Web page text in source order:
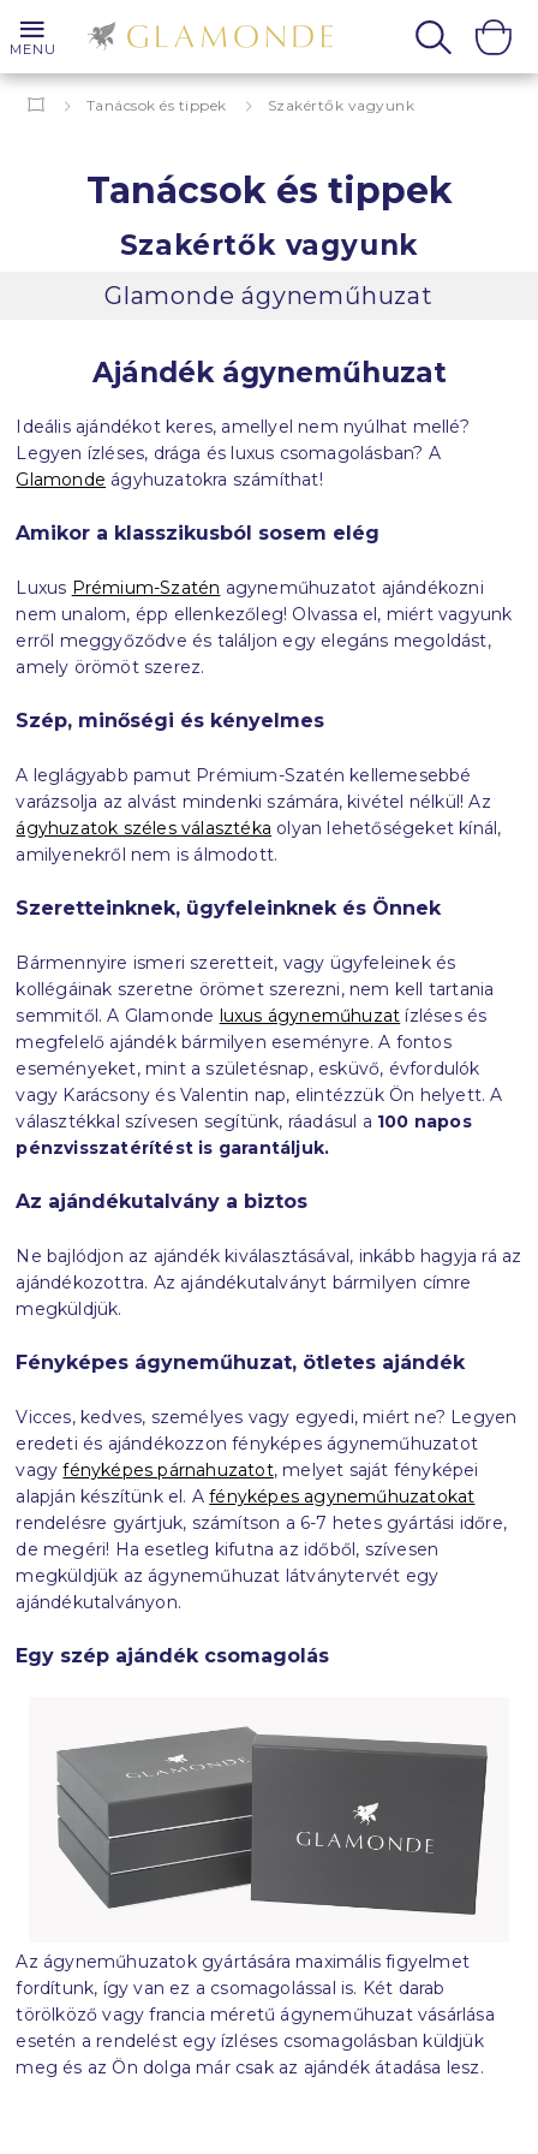
MENU
Tanácsok és tippek Szakértők vagyunk
Tanácsok és tippek
Szakértők vagyunk
Glamonde ágyneműhuzat
Ajándék ágyneműhuzat
Ideális ajándékot keres, amellyel nem nyúlhat mellé?
Legyen ízléses, drága és luxus csomagolásban? A
Glamonde ágyhuzatokra számíthat!
Amikor a klasszikusból sosem elég
Luxus Prémium-Szatén agyneműhuzatot ajándékozni
nem unalom, épp ellenkezőleg! Olvassa el, miért vagyunk
erről meggyőződve és találjon egy elegáns megoldást,
amely örömöt szerez.
Szép, minőségi és kényelmes
A leglágyabb pamut Prémium-Szatén kellemesebbé
varázsolja az alvást mindenki számára, kivétel nélkül!Az
ágyhuzatok széles választéka olyan lehetőségeket kínál,
amilyenekről nem is álmodott.
Szeretteinknek, ügyfeleinknek és Önnek
Bármennyire ismeri szeretteit, vagy ügyfeleinek és
kollégáinak szeretne örömet szerezni, nem kell tartania
semmitől. A Glamonde luxus ágyneműhuzat ízléses és
megfelelő ajándék bármilyen eseményre. A fontos
eseményeket, mint a születésnap, esküvő, évfordulók
vagy Karácsony és Valentin nap, elintézzük Ön helyett. A
választékkal szívesen segítünk, ráadásul a 100 napos
pénzvisszatérítést is garantáljuk.
Az ajándékutalvány a biztos
Ne bajlódjon az ajándék kiválasztásával, inkább hagyja rá az
ajándékozottra. Az ajándékutalványt bármilyen címre
megküldjük.
Fényképes ágyneműhuzat, ötletes ajándék
Vicces, kedves, személyes vagy egyedi, miért ne? Legyen
eredeti és ajándékozzon fényképes ágyneműhuzatot
vagyfényképes párnahuzatot, melyet saját fényképei
alapján készítünk el. Afényképes agyneműhuzatokat
rendelésre gyártjuk, számítson a 6-7 hetes gyártási időre,
de megéri! Ha esetleg kifutna az időből, szívesen
megküldjük az ágyneműhuzat látványtervét egy
ajándékutalványon.
Egy szép ajándék csomagolás
Az ágyneműhuzatok gyártására maximális figyelmet
fordítunk, így van ez a csomagolással is. Két darab
törölköző vagy francia méretű ágyneműhuzat vásárlása
esetén a rendelést egy ízléses csomagolásban küldjük
meg és az Ön dolga már csak az ajándék átadása lesz.